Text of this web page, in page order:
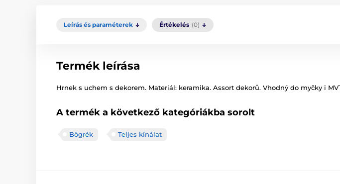
Leírás és paraméterek Értékelés (0)
Termék leírása
Hrnek s uchem s dekorem. Materiál: keramika. Assort dekorů. Vhodný do myčky i
A termék a következő kategóriákba sorolt
Bögrék Teljes kínálat